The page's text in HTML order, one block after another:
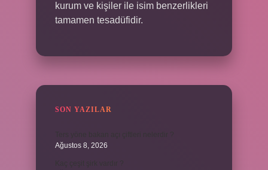
kurum ve kişiler ile isim benzerlikleri
tamamen tesadüfidir.
SON YAZILAR
Ağustos 8, 2026